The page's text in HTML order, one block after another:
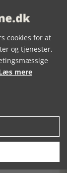
om
er London"
end
Det var
og -
og
nedkastede
cookies for at
og tjenester,
mere